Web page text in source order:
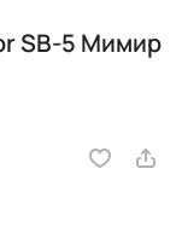
SB-5 Мимир